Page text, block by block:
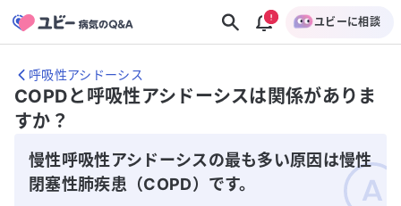
ユビーに相談
呼吸性アシドーシス
COPDと呼吸性アシドーシスは関係がありま
すか？
慢性呼吸性アシドーシスの最も多い原因は慢性
閉塞性肺疾患（COPD）です。